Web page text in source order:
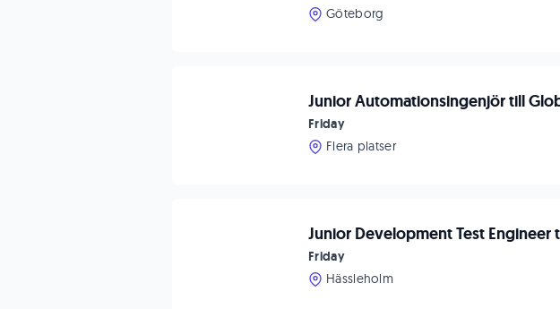
Göteborg
Junior Automationsingenjör till
Friday
Flera platser
Junior Development Test Engineer
Friday
Hässleholm